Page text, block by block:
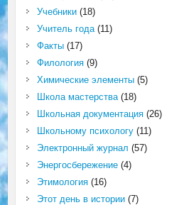
Учебники(18)
Учитель года(11)
Факты(17)
Филология(9)
Химические элементы(5)
Школа мастерства(18)
Школьная документация(26)
Школьному психологу(11)
Электронный журнал (57)
Энергосбережение(4)
Этимология(16)
Этот день в истории(7)